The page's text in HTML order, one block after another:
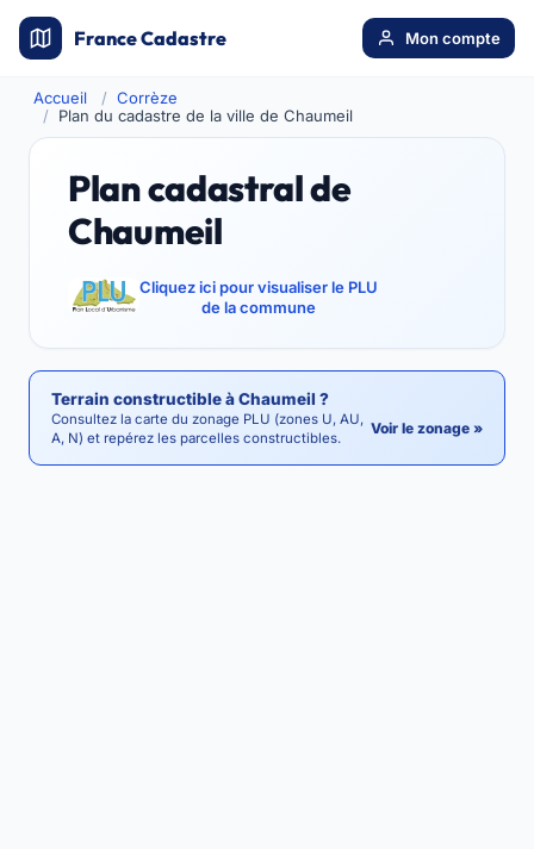
France Cadastre Mon compte
Accueil
Corrèze
Plan du cadastre de la ville de Chaumeil
Plan cadastral de
Chaumeil
Cliquez ici pour visualiser le PLU
de la commune
Terrain constructible à Chaumeil ?
Consultez la carte du zonage PLU (zones U, AU,
A, N) et repérez les parcelles constructibles.
Voir le zonage »